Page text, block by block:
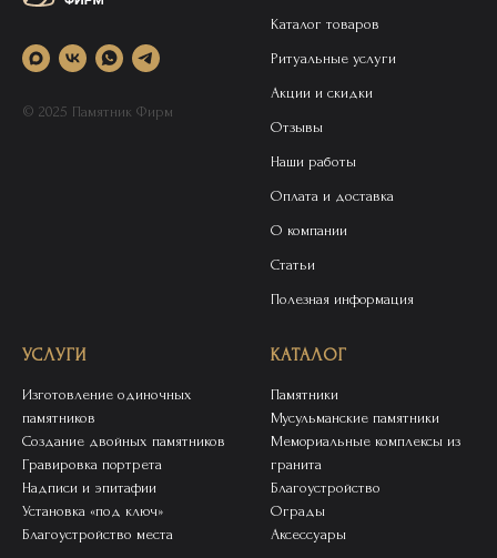
© 2025 Памятник Фирм
Каталог товаров
Ритуальные услуги
Акции и скидки
Отзывы
Наши работы
Оплата и доставка
О компании
Статьи
Полезная информация
УСЛУГИ
Изготовление одиночных
памятников
Создание двойных памятников
Гравировка портрета
Надписи и эпитафии
Установка «под ключ»
Благоустройство места
КАТАЛОГ
Памятники
Мусульманские памятники
Мемориальные комплексы из
гранита
Благоустройство
Ограды
Аксессуары